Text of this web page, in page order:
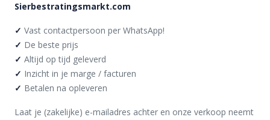
Sierbestratingsmarkt.com
✓ Vast contactpersoon per WhatsApp!
✓ De beste prijs
✓ Altijd op tijd geleverd
✓ Inzicht in je marge / facturen
✓ Betalen na opleveren
Laat je (zakelijke) e-mailadres achter en onze verkoop neemt